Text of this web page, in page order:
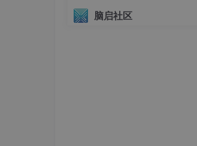
如图1所示，ROLLART系统架
系统架构图展示了完整的组件
议（AIHI 2026）
脑启社区